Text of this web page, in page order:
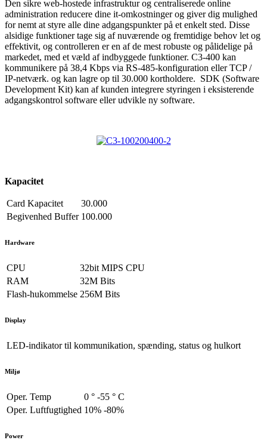
Den sikre web-hostede infrastruktur og centraliserede online
administration reducere dine it-omkostninger og giver dig mulighed
for nemt at styre alle dine adgangspunkter på et enkelt sted. Disse
alsidige funktioner tage sig af nuværende og fremtidige behov let og
effektivit, og controlleren er en af de mest robuste og pålidelige på
markedet, med et væld af indbyggede funktioner. C3-400 kan
kommunikere på 38,4 Kbps via RS-485-konfiguration eller TCP /
IP-netværk. og kan lagre op til 30.000 kortholdere. SDK (Software
Development Kit) kan af kunden integrere styringen i eksisterende
adgangskontrol software eller udvikle ny software.
Kapacitet
Card Kapacitet
30.000
Begivenhed Buffer 100.000
Hardware
CPU
32bit MIPS CPU
RAM
32M Bits
Flash-hukommelse 256M Bits
Display
LED-indikator til kommunikation, spænding, status og hulkort
Miljø
Oper. Temp
0 ° -55 ° C
Oper. Luftfugtighed 10% -80%
Power